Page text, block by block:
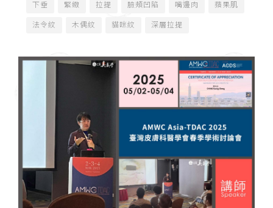
下垂 緊緻 拉提 臉頰凹陷 嘴邊肉 蘋果肌
法令紋 木偶紋 貓咪紋 深層拉提